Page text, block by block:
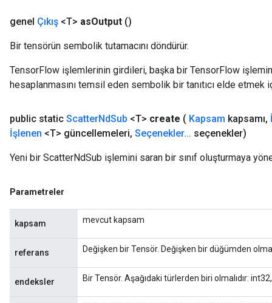
genel Çıkış <T> asOutput ()
Bir tensörün sembolik tutamacını döndürür.
TensorFlow işlemlerinin girdileri, başka bir TensorFlow
hesaplanmasını temsil eden sembolik bir tanıtıcı elde etmek
public static ScatterNdSub <T> create ( Kapsam kapsamı,
İşlenen <T> güncellemeleri, Seçenekler... seçenekler)
Yeni bir ScatterNdSub işlemini saran bir sınıf oluşturmaya
Parametreler
kapsam mevcut kapsam
referans Değişken bir Tensör. Değişken bir düğümden
endeksler Bir Tensör. Aşağıdaki türlerden biri olmalıdır: